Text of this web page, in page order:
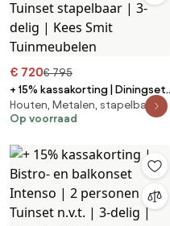
€ 720€ 795
+ 15% kassakorting | Diningset
Bellagio | 2 personen teakhout |
Tuinset stapelbaar | 3-delig |
Houten, Metalen, stapelbare
Op voorraad